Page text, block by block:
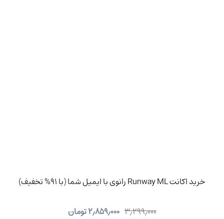
خرید اکانت Runway ML رانوی با ایمیل شما (با 91% تخفیف)
۳٫۲۹۹٫۰۰۰ ۲٫۸۵۹٫۰۰۰تومان